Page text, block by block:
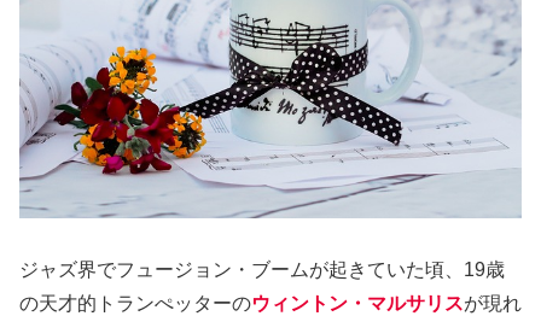
ジャズ界でフュージョン・ブームが起きていた頃、19歳
の天才的トランぺッターのウィントン・マルサリスが現れ